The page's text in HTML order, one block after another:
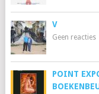
V
Geen reacties|
POINT